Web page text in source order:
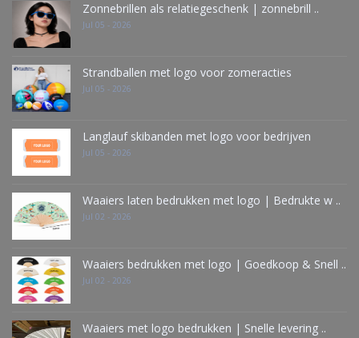
Zonnebrillen als relatiegeschenk | zonnebrill ..
Jul 05 - 2026
Strandballen met logo voor zomeracties
Jul 05 - 2026
Langlauf skibanden met logo voor bedrijven
Jul 05 - 2026
Waaiers laten bedrukken met logo | Bedrukte w ..
Jul 02 - 2026
Waaiers bedrukken met logo | Goedkoop & Snell ..
Jul 02 - 2026
Waaiers met logo bedrukken | Snelle levering ..